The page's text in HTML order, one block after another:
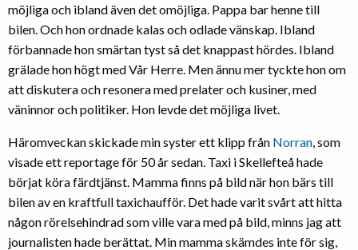
möjliga och ibland även det omöjliga. Pappa bar henne till
bilen. Och hon ordnade kalas och odlade vänskap. Ibland
förbannade hon smärtan tyst så det knappast hördes. Ibland
grälade hon högt med Vår Herre. Men ännu mer tyckte hon om
att diskutera och resonera med prelater och kusiner, med
väninnor och politiker. Hon levde det möjliga livet.
Häromveckan skickade min syster ett klipp från Norran, som
visade ett reportage för 50 år sedan. Taxi i Skellefteå hade
börjat köra färdtjänst. Mamma finns på bild när hon bärs till
bilen av en kraftfull taxichaufför. Det hade varit svårt att hitta
någon rörelsehindrad som ville vara med på bild, minns jag att
journalisten hade berättat. Min mamma skämdes inte för sig,